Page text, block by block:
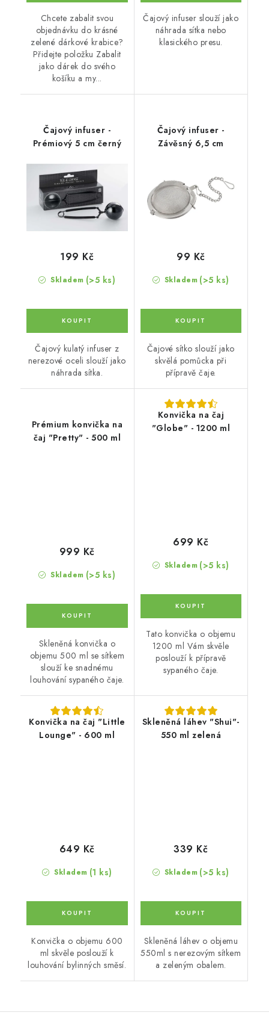
Chcete zabalit svou
objednávku do krásné
zelené dárkové krabice?
Přidejte položku Zabalit
jako dárek do svého
košíku a my...
Čajový infuser slouží jako
náhrada sítka nebo
klasického presu.
Čajový infuser -
Prémiový 5 cm černý
Skladem (>5 ks)
199 Kč
Čajový kulatý infuser z
nerezové oceli slouží jako
náhrada sítka.
Čajový infuser -
Závěsný 6,5 cm
Skladem (>5 ks)
99 Kč
Čajové sítko slouží jako
skvělá pomůcka při
přípravě čaje.
Prémium konvička na
čaj "Pretty" - 500 ml
Skladem (>5 ks)
999 Kč
Skleněná konvička o
objemu 500 ml se sítkem
slouží ke snadnému
louhování sypaného čaje.
Konvička na čaj
"Globe" - 1200 ml
Skladem (>5 ks)
699 Kč
Tato konvička o objemu
1200 ml Vám skvěle
poslouží k přípravě
sypaného čaje.
Konvička na čaj "Little
Lounge" - 600 ml
Skladem (1 ks)
649 Kč
Konvička o objemu 600
ml skvěle poslouží k
louhování bylinných směsí.
Skleněná láhev "Shui"-
550 ml zelená
Skladem (>5 ks)
339 Kč
Skleněná láhev o objemu
550ml s nerezovým sítkem
a zeleným obalem.